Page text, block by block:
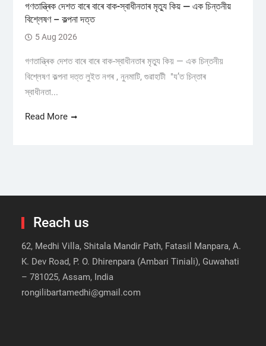
গণতান্ত্ৰিক দেশত বাৰে বাৰে বাক-স্বাধীনতাৰ মৃত্যু কিয় — এক চিন্তনীয়
বিশ্লেষণ – কল্পনা দত্ত
5 Aug 2026
গণতান্ত্ৰিক দেশত বাৰে বাৰে বাক-স্বাধীনতাৰ মৃত্যু কিয় — এক চিন্তনীয়
বিশ্লেষণ কল্পনা দত্ত লুইত নগৰ , নুনমাটি, গুৱাহাটী "য’ত চিন্তাৰ
স্বাধীনতা...
Read More
Reach us
62, Medhi Villa, Shitala Mandir Path, Fatasil Manpara, A.
K. Dev Road, P. O. Dhirenpara (Ambari Tiniali), Guwahati
– 781025, Assam, India
rongilibartamedhi@gmail.com